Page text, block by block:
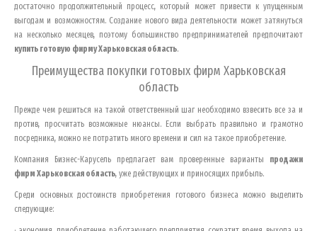
достаточно продолжительный процесс, который может привести к упущенным
выгодам и возможностям. Создание нового вида деятельности может затянуться
на несколько месяцев, поэтому большинство предпринимателей предпочитают
купить готовую фирмуХарьковская область.
Преимущества покупки готовых фирм Харьковская
область
Прежде чем решиться на такой ответственный шаг необходимо взвесить все за и
против, просчитать возможные нюансы. Если выбрать правильно и грамотно
посредника, можно не потратить много времени и сил на такое приобретение.
Компания Бизнес-Карусель предлагает вам проверенные варианты продажи
фирм Харьковская область, уже действующих и приносящих прибыль.
Среди основных достоинств приобретения готового бизнеса можно выделить
следующие: